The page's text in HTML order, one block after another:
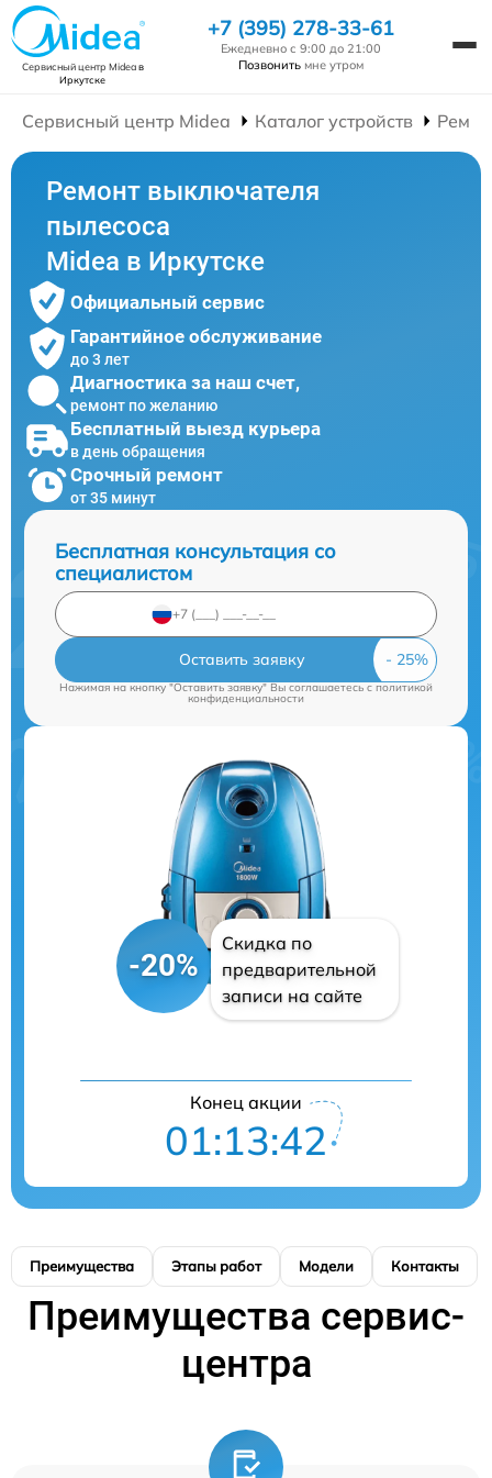
Сервисный центр Mideaв
Иркутске
+7 (395) 278-33-61
Ежедневно с 9:00 до 21:00
Позвонить мне утром
Сервисный центр Midea Каталог устройств
Ремонт выключателя
пылесоса
Midea в Иркутске
Официальный сервис
Гарантийное обслуживание
до 3 лет
Диагностика за наш счет,
ремонт по желанию
Бесплатный выезд курьера
в день обращения
Срочный ремонт
от 35 минут
Бесплатная консультация со
специалистом
Оставить заявку
Нажимая на кнопку "Оставить заявку" Вы соглашаетесь cполитикой
конфиденциальности
-20%
Скидка по
предварительной
записи на сайте
Конец акции
01:13:41
Преимущества Этапы работ Модели Контакты
Преимущества сервис-
центра